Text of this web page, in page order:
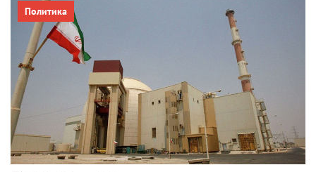
Политика